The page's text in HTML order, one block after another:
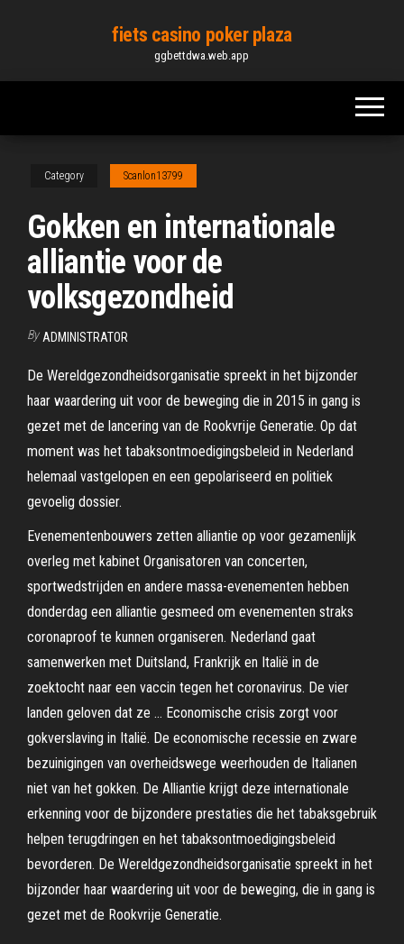
content
fiets casino poker plaza
ggbettdwa.web.app
Category Scanlon13799
Gokken en internationale
alliantie voor de
volksgezondheid
By ADMINISTRATOR
De Wereldgezondheidsorganisatie spreekt in het bijzonder
haar waardering uit voor de beweging die in 2015 in gang is
gezet met de lancering van de Rookvrije Generatie. Op dat
moment was het tabaksontmoedigingsbeleid in Nederland
helemaal vastgelopen en een gepolariseerd en politiek
gevoelig dossier.
Evenementenbouwers zetten alliantie op voor gezamenlijk
overleg met kabinet Organisatoren van concerten,
sportwedstrijden en andere massa-evenementen hebben
donderdag een alliantie gesmeed om evenementen straks
coronaproof te kunnen organiseren. Nederland gaat
samenwerken met Duitsland, Frankrijk en Italië in de
zoektocht naar een vaccin tegen het coronavirus. De vier
landen geloven dat ze … Economische crisis zorgt voor
gokverslaving in Italië. De economische recessie en zware
bezuinigingen van overheidswege weerhouden de Italianen
niet van het gokken. De Alliantie krijgt deze internationale
erkenning voor de bijzondere prestaties die het tabaksgebruik
helpen terugdringen en het tabaksontmoedigingsbeleid
bevorderen. De Wereldgezondheidsorganisatie spreekt in het
bijzonder haar waardering uit voor de beweging, die in gang is
gezet met de Rookvrije Generatie.